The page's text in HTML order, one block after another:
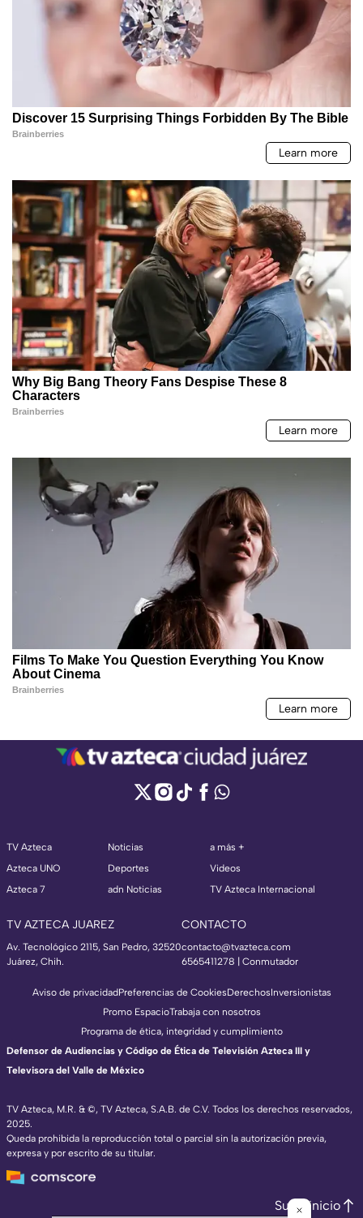
TV Azteca
Azteca UNO
Azteca 7
Noticias
Deportes
adn Noticias
a más +
Videos
TV Azteca Internacional
TV AZTECA JUAREZ
Av. Tecnológico 2115, San Pedro, 32520
Juárez, Chih.
CONTACTO
contacto@tvazteca.com
6565411278 | Conmutador
TV Azteca, M.R. & ©, TV Azteca, S.A.B. de C.V. Todos los derechos reservados,
2025.
Queda prohibida la reproducción total o parcial sin la autorización previa,
expresa y por escrito de su titular.
Aviso de privacidadPreferencias de CookiesDerechosInversionistas
Promo EspacioTrabaja con nosotros
Programa de ética, integridad y cumplimiento
Defensor de Audiencias y Código de Ética de Televisión Azteca III y
Televisora del Valle de México
Subir inicio